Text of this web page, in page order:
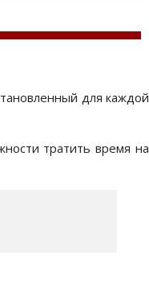
для каждой
тратить время на